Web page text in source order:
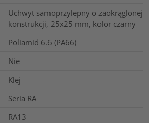
Uchwyt samoprzylepny o zaokrąglonej
konstrukcji, 25x25 mm, kolor czarny
Poliamid 6.6 (PA66)
Nie
Klej
Seria RA
RA13